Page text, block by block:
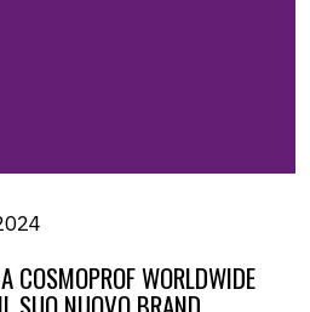
COSMOPROF WORLDWIDE